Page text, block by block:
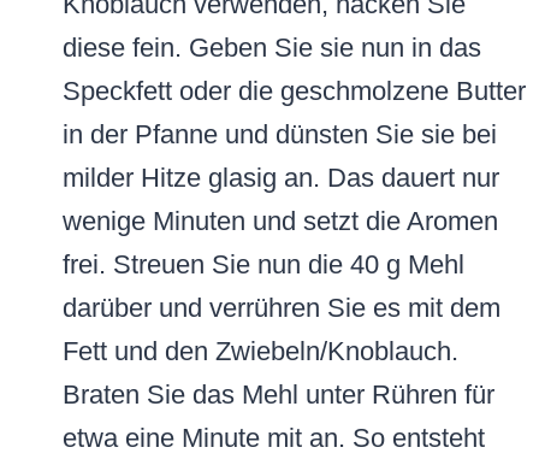
diese fein. Geben Sie sie nun in das
Speckfett oder die geschmolzene Butter
in der Pfanne und dünsten Sie sie bei
milder Hitze glasig an. Das dauert nur
wenige Minuten und setzt die Aromen
frei. Streuen Sie nun die 40 g Mehl
darüber und verrühren Sie es mit dem
Fett und den Zwiebeln/Knoblauch.
Braten Sie das Mehl unter Rühren für
etwa eine Minute mit an. So entsteht